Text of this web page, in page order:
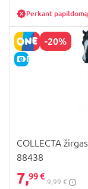
Perkant
-20%
E-KAINA
COLLECTA
88438
7,99 €
9,99 €